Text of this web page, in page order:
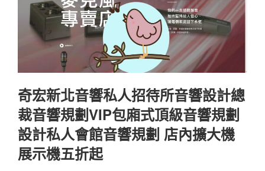
奇宏新北音響私人招待所音響設計總
裁音響規劃VIP包廂式頂級音響規劃
設計私人會館音響規劃 店內擴大機
展示機五折起